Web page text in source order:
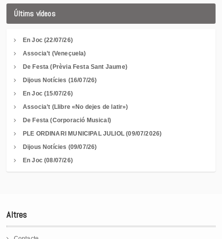
Últims vídeos
En Joc (22/07/26)
Associa’t (Veneçuela)
De Festa (Prèvia Festa Sant Jaume)
Dijous Notícies (16/07/26)
En Joc (15/07/26)
Associa’t (Llibre «No dejes de latir»)
De Festa (Corporació Musical)
PLE ORDINARI MUNICIPAL JULIOL (09/07/2026)
Dijous Notícies (09/07/26)
En Joc (08/07/26)
Altres